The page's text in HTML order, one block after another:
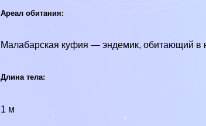
Ареал обитания:
Малабарская куфия — эндемик, обитающий в
Длина тела:
1 м